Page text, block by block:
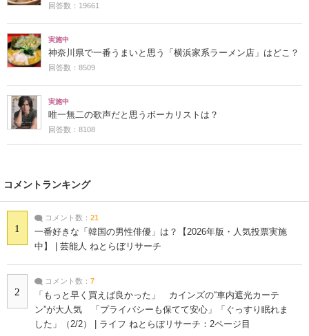
回答数：19661
実施中
神奈川県で一番うまいと思う「横浜家系ラーメン店」はどこ？
回答数：8509
実施中
唯一無二の歌声だと思うボーカリストは？
回答数：8108
コメントランキング
1
コメント数： 21
一番好きな「韓国の男性俳優」は？【2026年版・人気投票実施
中】 | 芸能人 ねとらぼリサーチ
2
コメント数： 7
「もっと早く買えば良かった」 カインズの“車内遮光カーテ
ン”が大人気 「プライバシーも保てて安心」「ぐっすり眠れま
した」（2/2） | ライフ ねとらぼリサーチ：2ページ目